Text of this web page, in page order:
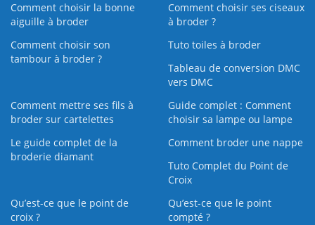
Comment choisir la bonne
aiguille à broder
Comment choisir ses ciseaux
à broder ?
Comment choisir son
tambour à broder ?
Tuto toiles à broder
Tableau de conversion DMC
vers DMC
Comment mettre ses fils à
broder sur cartelettes
Guide complet : Comment
choisir sa lampe ou lampe
Le guide complet de la
broderie diamant
Comment broder une nappe
Tuto Complet du Point de
Croix
Qu’est-ce que le point de
croix ?
Qu’est-ce que le point
compté ?